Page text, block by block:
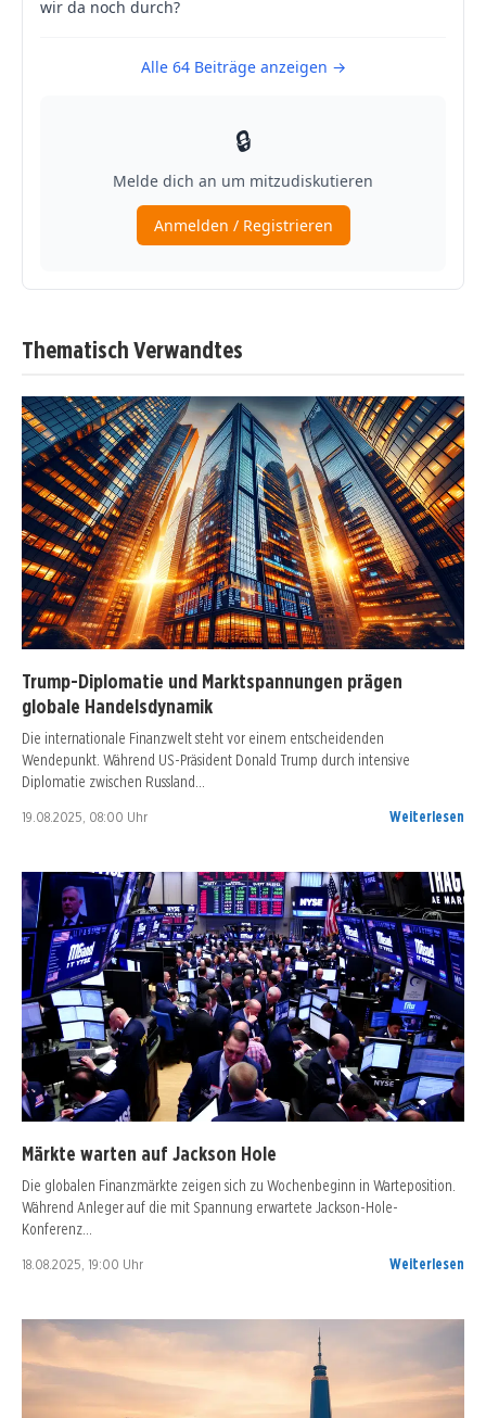
Thematisch Verwandtes
Trump-Diplomatie und Marktspannungen prägen
globale Handelsdynamik
Die internationale Finanzwelt steht vor einem entscheidenden
Wendepunkt. Während US-Präsident Donald Trump durch intensive
Diplomatie zwischen Russland…
19.08.2025, 08:00 Uhr Weiterlesen
Märkte warten auf Jackson Hole
Die globalen Finanzmärkte zeigen sich zu Wochenbeginn in Warteposition.
Während Anleger auf die mit Spannung erwartete Jackson-Hole-
Konferenz…
18.08.2025, 19:00 Uhr Weiterlesen